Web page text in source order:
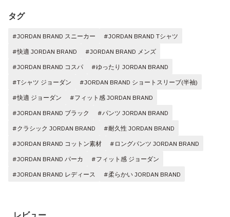
タグ
#JORDAN BRAND スニーカー
#JORDAN BRAND Tシャツ
#快適 JORDAN BRAND
#JORDAN BRAND メンズ
#JORDAN BRAND コスパ
#ゆったり JORDAN BRAND
#Tシャツ ジョーダン
#JORDAN BRAND ショートスリーブ(半袖)
#快適 ジョーダン
#フィット感 JORDAN BRAND
#JORDAN BRAND ブラック
#パンツ JORDAN BRAND
#クラシック JORDAN BRAND
#耐久性 JORDAN BRAND
#JORDAN BRAND コットン素材
#ロングパンツ JORDAN BRAND
#JORDAN BRAND パーカ
#フィット感 ジョーダン
#JORDAN BRAND レディース
#柔らかい JORDAN BRAND